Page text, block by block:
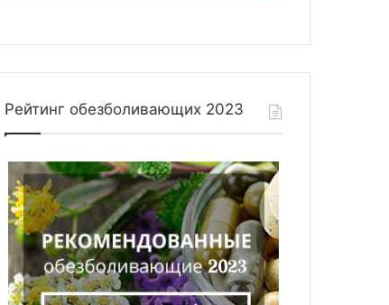
Рейтинг обезболивающих 2023